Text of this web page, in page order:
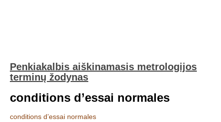
Penkiakalbis aiškinamasis metrologijos
terminų žodynas
conditions d’essai normales
conditions d’essai normales